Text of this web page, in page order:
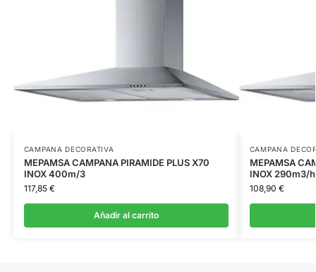
CAMPANA DECORATIVA
MEPAMSA CAMPANA PIRAMIDE PLUS X70
INOX 400m/3
117,85 €
Añadir al carrito
CAMPANA
MEPAMSA
INOX 290m3/h
108,90 €